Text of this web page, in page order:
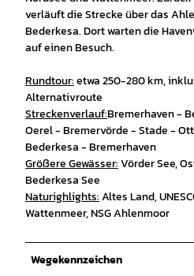
verläuft die Strecke über das
Bederkesa. Dort warten die
auf einen Besuch.
Rundtour:etwa 250-280 km,
Alternativroute
Streckenverlauf:Bremerhaven -
Oerel - Bremervörde - Stade -
Bederkesa - Bremerhaven
Größere Gewässer:Vörder See,
Bederkesa See
Naturighlights:Altes Land,
Wattenmeer,NSG Ahlenmoor
Wegekennzeichen